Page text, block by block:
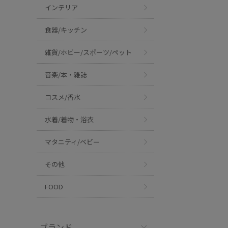
インテリア
食器/キッチン
雑貨/ホビー/スポーツ/ペット
音楽/本・雑誌
コスメ/香水
水着/着物・浴衣
マタニティ/ベビー
その他
FOOD